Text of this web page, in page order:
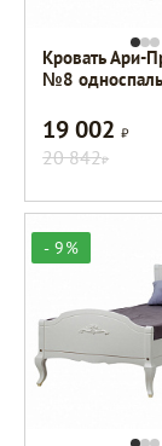
Кровать Ари-
№8
19 002Р
20 842Р
- 9%